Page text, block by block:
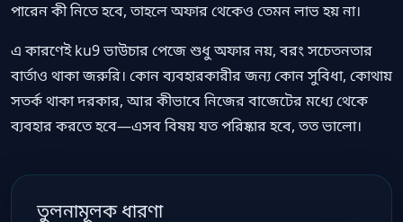
পারেন কী নিতে হবে, তাহলে অফার থেকেও তেমন লাভ হয় না।
এ কারণেই ku9 ভাউচার পেজে শুধু অফার নয়, বরং সচেতনতার
বার্তাও থাকা জরুরি। কোন ব্যবহারকারীর জন্য কোন সুবিধা, কোথায়
সতর্ক থাকা দরকার, আর কীভাবে নিজের বাজেটের মধ্যে থেকে
ব্যবহার করতে হবে—এসব বিষয় যত পরিষ্কার হবে, তত ভালো।
তুলনামূলক ধারণা